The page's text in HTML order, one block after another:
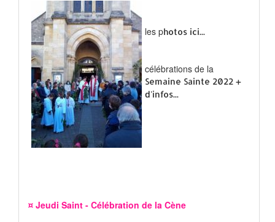
les photos ici...
célébrations de la
Semaine Sainte 2022 +
d'infos...
¤ Jeudi Saint - Célébration de la Cène